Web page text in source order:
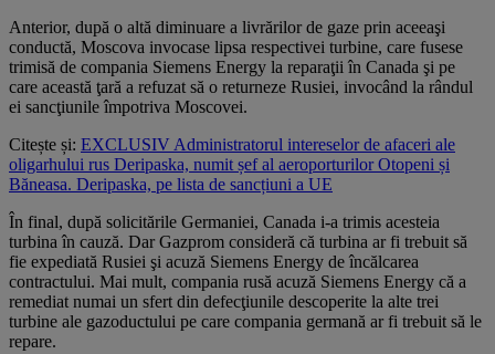
Anterior, după o altă diminuare a livrărilor de gaze prin aceeaşi
conductă, Moscova invocase lipsa respectivei turbine, care fusese
trimisă de compania Siemens Energy la reparaţii în Canada şi pe
care această ţară a refuzat să o returneze Rusiei, invocând la rândul
ei sancţiunile împotriva Moscovei.
Citește și: EXCLUSIV Administratorul intereselor de afaceri ale
oligarhului rus Deripaska, numit șef al aeroporturilor Otopeni și
Băneasa. Deripaska, pe lista de sancțiuni a UE
În final, după solicitările Germaniei, Canada i-a trimis acesteia
turbina în cauză. Dar Gazprom consideră că turbina ar fi trebuit să
fie expediată Rusiei şi acuză Siemens Energy de încălcarea
contractului. Mai mult, compania rusă acuză Siemens Energy că a
remediat numai un sfert din defecţiunile descoperite la alte trei
turbine ale gazoductului pe care compania germană ar fi trebuit să le
repare.